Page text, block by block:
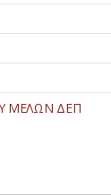
ΜΕΛΩΝ ΔΕΠ